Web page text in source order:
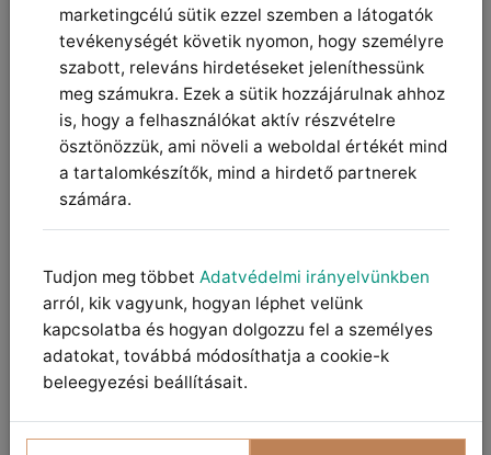
marketingcélú sütik ezzel szemben a látogatók
tevékenységét követik nyomon, hogy személyre
szabott, releváns hirdetéseket jeleníthessünk
meg számukra. Ezek a sütik hozzájárulnak ahhoz
is, hogy a felhasználókat aktív részvételre
ösztönözzük, ami növeli a weboldal értékét mind
a tartalomkészítők, mind a hirdető partnerek
számára.
Tudjon meg többet Adatvédelmi irányelvünkben
arról, kik vagyunk, hogyan léphet velünk
kapcsolatba és hogyan dolgozzu fel a személyes
adatokat, továbbá módosíthatja a cookie-k
beleegyezési beállításait.